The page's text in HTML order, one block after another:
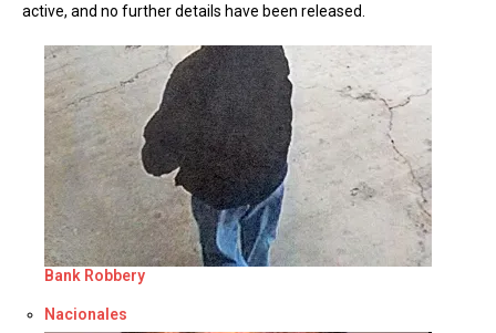
active, and no further details have been released.
Bank Robbery
Respecto a
Nacionales